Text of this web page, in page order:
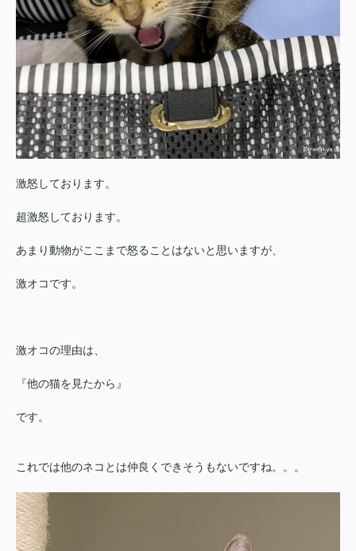
激怒しております。
超激怒しております。
あまり動物がここまで怒ることはないと思いますが、
激オコです。
激オコの理由は、
『他の猫を見たから』
です。
これでは他のネコとは仲良くできそうもないですね。。。